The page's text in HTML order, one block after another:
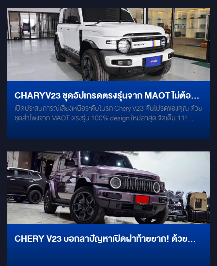
อัตโนมัติเมื่อมีแรงกระแทก ยกระดับความปลอดภัยให้ Chery V23 ของ
คุณได้แล้ววันนี้ที่ Mirage Audio ครับ! ------------------------------
------- MIRAGE AUDIO - ศูนย์ติดตั้งเครื่องเสียงและตกแต่งรถยนต์ครบ
วงจร เราคือผู้เชี่ยวชาญด้านการออกแบบและตกแต่งภายในรถยนต์ระดับ
พรีเมียม ด้วยประสบการณ์กว่า 40 ปี พร้อมทีมงานมืออาชีพและวัสดุ
คุณภาพสูงที่คัดสรรมาเพื่อคุณ
CHARYV23 ชุดอัปเกรดตรงรุ่นจาก MAOT ไม่ต้อง
ตัดต่อสายไฟ
เปิดประสบการณ์เสียงเหนือระดับในรถ Chery V23 คันโปรดของคุณ ด้วย
ชุดลำโพงจาก MAOT ตรงรุ่น 100% design ใหม่ล่าสุด จัดเต็ม 11!
ต้องดัดแปลงตัวรถ ใครที่กำลังใช้รถไฟฟ้าทรงกล่องสุดเท่อย่าง Chery
พรีเมียม คลิปนี้เราจะพาทุกคนมาชมชุดอัปเกรดลำโพงตรงรุ่นจาก
แบรนด์ MAOT (เอ็มเอโอที) ที่จัดเต็มระบบเสียงรอบคันถึง 11 จุด! เจาะลึก
ความพรีเมียมรอบคัน 11 จุด ลำโพงคู่หน้า (รุ่น CM40.7 L/R): ขนาด 4
นิ้ว (Mid-Range + Tweeter) ให้รายละเอียดเสียงร้องคมชัดและเสียงแหลม
ที่พริ้วไหว ลำโพงคู่หลัง (รุ่น CM30.10 L/R): ขนาด 2.8 นิ้ว (Full-Range)
ช่วยเสริมมิติและทิศทางเสียงให้โอบล้อมทั่วห้องโดยสาร ลำโพง Center
(รุ่น TS35-03): แบบ 2Ways-Center ช่วยดึงสเตจเสียงให้อยู่ตรงกลาง
คอนโซลอย่างแม่นยำ SUB Woofer (รุ่น CW65.10): ขนาด 6.5 นิ้ว
ออกแบบมาให้ติดตั้งเข้าช่องเดิมของ Sub บริเวณคอนโซลกลางได้อย่าง
ลงตัว SUB สำเร็จรูปเสริม (รุ่น TB65-02): ติดตั้งเสริมเข้าไปเป็นส่วนหนึ่ง
CHERY V23 บอกลาปัญหาเปิดฝาท้ายยาก! ด้วย